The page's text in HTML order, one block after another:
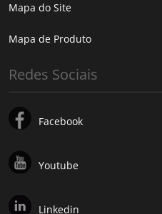
Mapa do Site
Mapa de Produto
Redes Sociais
Facebook
Youtube
Linkedin